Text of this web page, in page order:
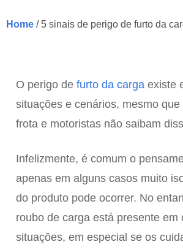
Home / 5 sinais de perigo de furto da
O perigo de furto da carga existe
situações e cenários, mesmo
frota e motoristas não saibam
Infelizmente, é comum o
apenas em alguns casos muito
do produto pode ocorrer. No
roubo de carga está presente em
situações, em especial se os